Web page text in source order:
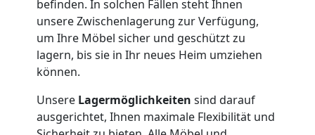
befinden. In solchen Fällen steht Ihnen
unsere Zwischenlagerung zur Verfügung,
um Ihre Möbel sicher und geschützt zu
lagern, bis sie in Ihr neues Heim umziehen
können.
Unsere Lagermöglichkeiten sind darauf
ausgerichtet, Ihnen maximale Flexibilität und
Full-
Service-
Umzug